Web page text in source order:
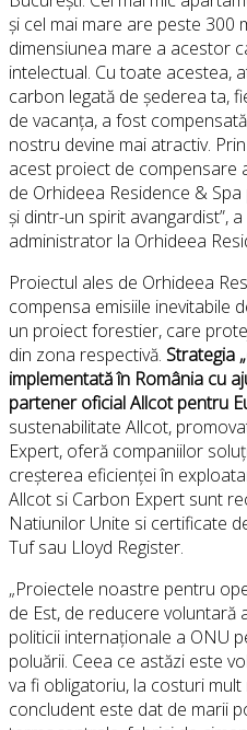
și cel mai mare are peste 300
dimensiunea mare a acestor
intelectual. Cu toate acestea,
carbon legată de șederea ta,
de vacanța, a fost
nostru devine mai atractiv.
acest proiect de compensare
de Orhideea Residence &
și dintr-un spirit avangardist”,
administrator la Orhideea
Proiectul ales de Orhideea
compensa emisiile inevitabile
un proiect forestier, care
din zona respectivă. Strategia
implementată în România cu
partener oficial Allcot pentru
sustenabilitate Allcot,
Expert, oferă companiilor
creșterea eficienței în
Allcot si Carbon Expert sunt
Natiunilor Unite si certificate
Tuf sau Lloyd Register.
„Proiectele noastre pentru
de Est, de reducere voluntară
politicii internaționale a ONU
poluării. Ceea ce astăzi este
va fi obligatoriu, la costuri mult
concludent este dat de marii